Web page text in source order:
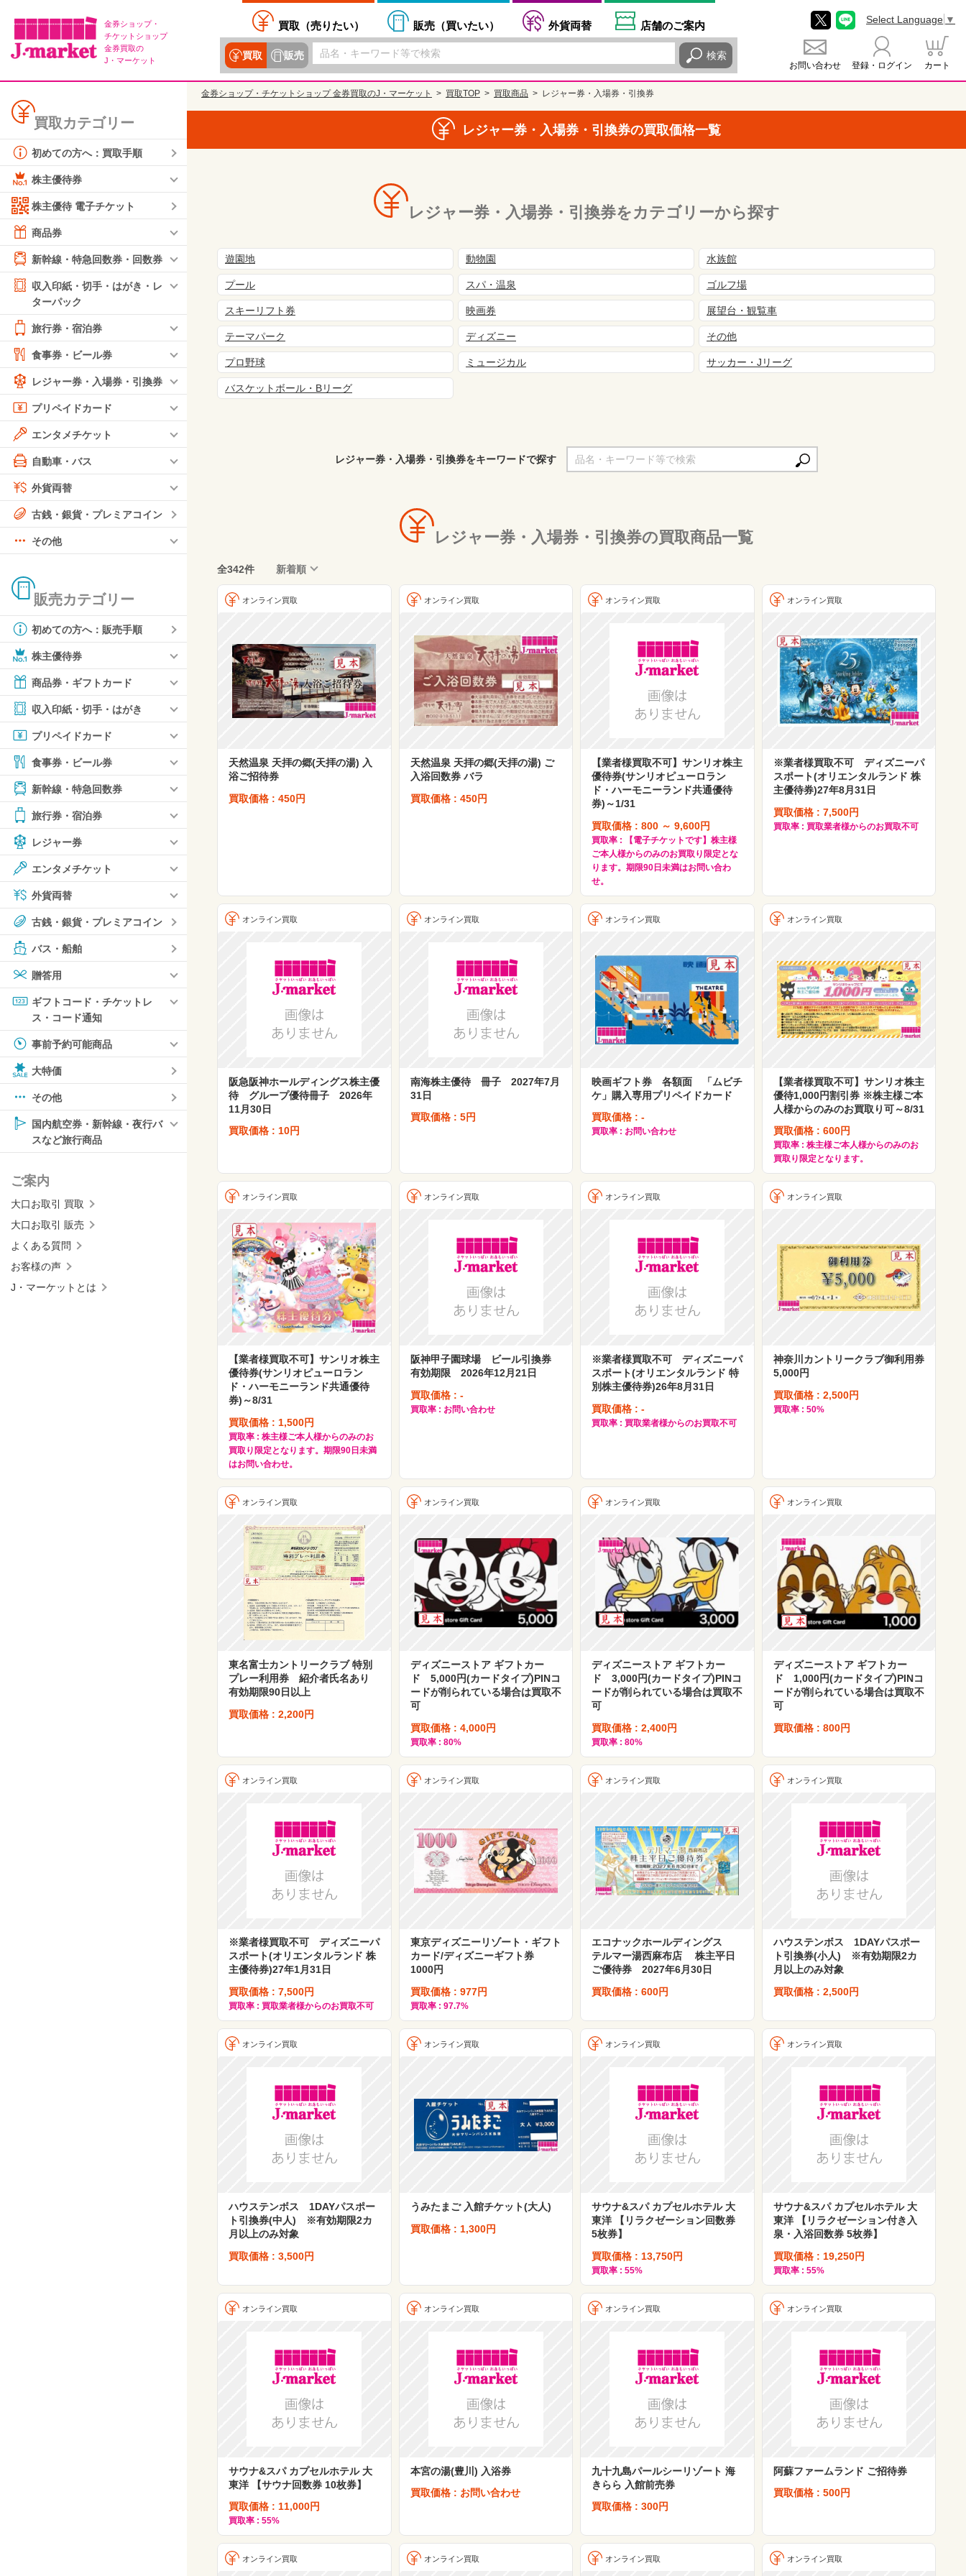
金券ショップ・
チケットショップ
金券買取の
J・マーケット
買取（売りたい） 販売（買いたい） 外貨両替 店舗のご案内
買取 販売 検索
お問い合わせ 登録・ログイン カート
Select Language ▼
買取カテゴリー
初めての方へ：買取手順
株主優待券
株主優待 電子チケット
商品券
新幹線・特急回数券・回数券
収入印紙・切手・はがき・レ
ターパック
旅行券・宿泊券
食事券・ビール券
レジャー券・入場券・引換券
プリペイドカード
エンタメチケット
自動車・バス
外貨両替
古銭・銀貨・プレミアコイン
その他
販売カテゴリー
初めての方へ：販売手順
株主優待券
商品券・ギフトカード
収入印紙・切手・はがき
プリペイドカード
食事券・ビール券
新幹線・特急回数券
旅行券・宿泊券
レジャー券
エンタメチケット
外貨両替
古銭・銀貨・プレミアコイン
バス・船舶
贈答用
ギフトコード・チケットレ
ス・コード通知
事前予約可能商品
大特価
その他
国内航空券・新幹線・夜行バ
スなど旅行商品
ご案内
大口お取引 買取
大口お取引 販売
よくある質問
お客様の声
J・マーケットとは
金券ショップ・チケットショップ 金券買取のJ・マーケット 買取TOP 買取商品 レジャー券・入場券・引換券
レジャー券・入場券・引換券の買取価格一覧
レジャー券・入場券・引換券をカテゴリーから探す
遊園地 動物園 水族館
プール スパ・温泉 ゴルフ場
スキーリフト券 映画券 展望台・観覧車
テーマパーク ディズニー その他
プロ野球 ミュージカル サッカー・Jリーグ
バスケットボール・Bリーグ
レジャー券・入場券・引換券をキーワードで探す
レジャー券・入場券・引換券の買取商品一覧
全342件 新着順
オンライン買取
天然温泉 天拝の郷(天拝の湯) 入
浴ご招待券
買取価格 : 450円
オンライン買取
天然温泉 天拝の郷(天拝の湯) ご
入浴回数券 バラ
買取価格 : 450円
オンライン買取
【業者様買取不可】サンリオ株主
優待券(サンリオピューロラン
ド・ハーモニーランド共通優待
券)～1/31
買取価格 : 800 ～ 9,600円
買取率 : 【電子チケットです】株主様
ご本人様からのみのお買取り限定とな
ります。期限90日未満はお問い合わ
せ。
オンライン買取
※業者様買取不可 ディズニーパ
スポート(オリエンタルランド 株
主優待券)27年8月31日
買取価格 : 7,500円
買取率 : 買取業者様からのお買取不可
オンライン買取
阪急阪神ホールディングス株主優
待 グループ優待冊子 2026年
11月30日
買取価格 : 10円
オンライン買取
南海株主優待 冊子 2027年7月
31日
買取価格 : 5円
オンライン買取
映画ギフト券 各額面 「ムビチ
ケ」購入専用プリペイドカード
買取価格 : -
買取率 : お問い合わせ
オンライン買取
【業者様買取不可】サンリオ株主
優待1,000円割引券 ※株主様ご本
人様からのみのお買取り可～8/31
買取価格 : 600円
買取率 : 株主様ご本人様からのみのお
買取り限定となります。
オンライン買取
【業者様買取不可】サンリオ株主
優待券(サンリオピューロラン
ド・ハーモニーランド共通優待
券)～8/31
買取価格 : 1,500円
買取率 : 株主様ご本人様からのみのお
買取り限定となります。期限90日未満
はお問い合わせ。
オンライン買取
阪神甲子園球場 ビール引換券
有効期限 2026年12月21日
買取価格 : -
買取率 : お問い合わせ
オンライン買取
※業者様買取不可 ディズニーパ
スポート(オリエンタルランド 特
別株主優待券)26年8月31日
買取価格 : -
買取率 : 買取業者様からのお買取不可
オンライン買取
神奈川カントリークラブ御利用券
5,000円
買取価格 : 2,500円
買取率 : 50%
オンライン買取
東名富士カントリークラブ 特別
プレー利用券 紹介者氏名あり
有効期限90日以上
買取価格 : 2,200円
オンライン買取
ディズニーストア ギフトカー
ド 5,000円(カードタイプ)PINコ
ードが削られている場合は買取不
可
買取価格 : 4,000円
買取率 : 80%
オンライン買取
ディズニーストア ギフトカー
ド 3,000円(カードタイプ)PINコ
ードが削られている場合は買取不
可
買取価格 : 2,400円
買取率 : 80%
オンライン買取
ディズニーストア ギフトカー
ド 1,000円(カードタイプ)PINコ
ードが削られている場合は買取不
可
買取価格 : 800円
オンライン買取
※業者様買取不可 ディズニーパ
スポート(オリエンタルランド 株
主優待券)27年1月31日
買取価格 : 7,500円
買取率 : 買取業者様からのお買取不可
オンライン買取
東京ディズニーリゾート・ギフト
カード/ディズニーギフト券
1000円
買取価格 : 977円
買取率 : 97.7%
オンライン買取
エコナックホールディングス
テルマー湯西麻布店 株主平日
ご優待券 2027年6月30日
買取価格 : 600円
オンライン買取
ハウステンボス 1DAYパスポー
ト引換券(小人) ※有効期限2カ
月以上のみ対象
買取価格 : 2,500円
オンライン買取
ハウステンボス 1DAYパスポー
ト引換券(中人) ※有効期限2カ
月以上のみ対象
買取価格 : 3,500円
オンライン買取
うみたまご 入館チケット(大人)
買取価格 : 1,300円
オンライン買取
サウナ&スパ カプセルホテル 大
東洋 【リラクゼーション回数券
5枚券】
買取価格 : 13,750円
買取率 : 55%
オンライン買取
サウナ&スパ カプセルホテル 大
東洋 【リラクゼーション付き入
泉・入浴回数券 5枚券】
買取価格 : 19,250円
買取率 : 55%
オンライン買取
サウナ&スパ カプセルホテル 大
東洋 【サウナ回数券 10枚券】
買取価格 : 11,000円
買取率 : 55%
オンライン買取
本宮の湯(豊川) 入浴券
買取価格 : お問い合わせ
オンライン買取
九十九島パールシーリゾート 海
きらら 入館前売券
買取価格 : 300円
オンライン買取
阿蘇ファームランド ご招待券
買取価格 : 500円
オンライン買取 オンライン買取 オンライン買取 オンライン買取